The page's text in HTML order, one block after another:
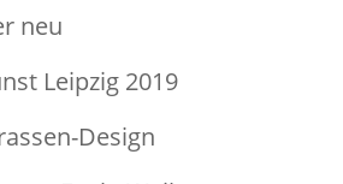
neu
Leipzig 2019
Design